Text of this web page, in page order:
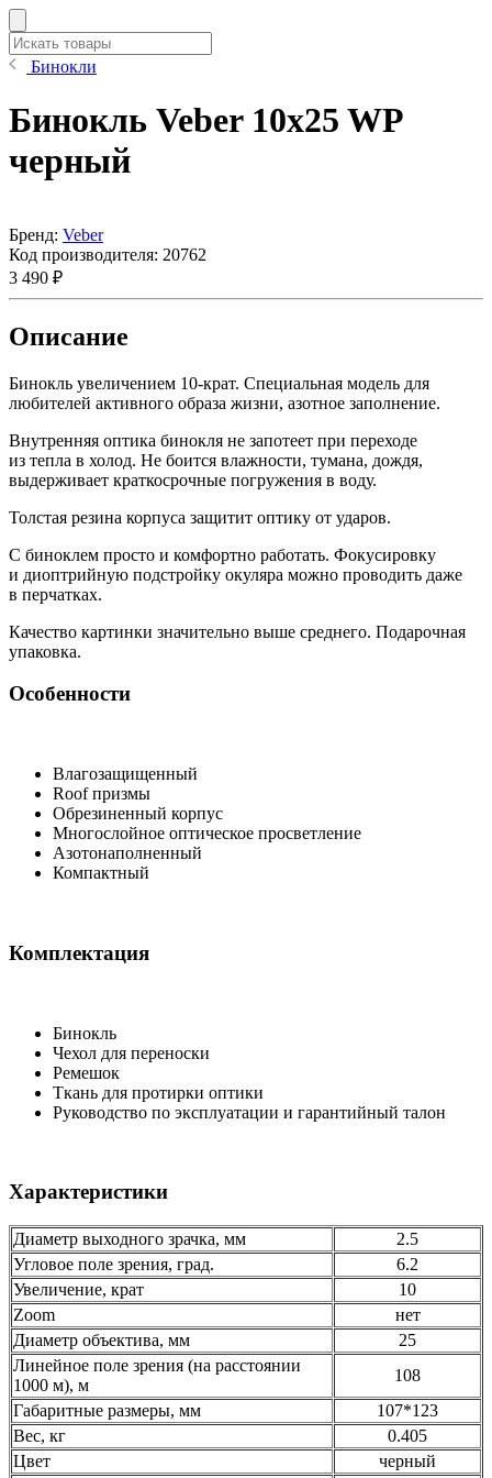
Бинокли
Бинокль Veber 10x25 WP
черный
Бренд: Veber
Код производителя: 20762
3 490 ₽
Описание
Бинокль увеличением 10-крат. Специальная модель для
любителей активного образа жизни, азотное заполнение.
Внутренняя оптика бинокля не запотеет при переходе
из тепла в холод. Не боится влажности, тумана, дождя,
выдерживает краткосрочные погружения в воду.
Толстая резина корпуса защитит оптику от ударов.
С биноклем просто и комфортно работать. Фокусировку
и диоптрийную подстройку окуляра можно проводить даже
в перчатках.
Качество картинки значительно выше среднего. Подарочная
упаковка.
Особенности
Влагозащищенный
Roof призмы
Обрезиненный корпус
Многослойное оптическое просветление
Азотонаполненный
Компактный
Комплектация
Бинокль
Чехол для переноски
Ремешок
Ткань для протирки оптики
Руководство по эксплуатации и гарантийный талон
Характеристики
Диаметр выходного зрачка, мм
2.5
Угловое поле зрения, град.
6.2
Увеличение, крат
10
Zoom
нет
Диаметр объектива, мм
25
Линейное поле зрения (на расстоянии
1000 м), м
108
Габаритные размеры, мм
107*123
Вес, кг
0.405
Цвет
черный